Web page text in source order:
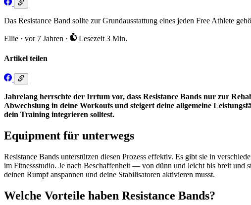
Das Resistance Band sollte zur Grundausstattung eines jeden Free Athlete
Ellie · vor 7 Jahren · Lesezeit 3 Min.
Artikel teilen
Jahrelang herrschte der Irrtum vor, dass Resistance Bands nur zur
Abwechslung in deine Workouts und steigert deine allgemeine
dein Training integrieren solltest.
Equipment für unterwegs
Resistance Bands unterstützen diesen Prozess effektiv. Es gibt sie in
im Fitnessstudio. Je nach Beschaffenheit — von dünn und leicht bis breit
deinen Rumpf anspannen und deine Stabilisatoren aktivieren musst.
Welche Vorteile haben Resistance Bands?